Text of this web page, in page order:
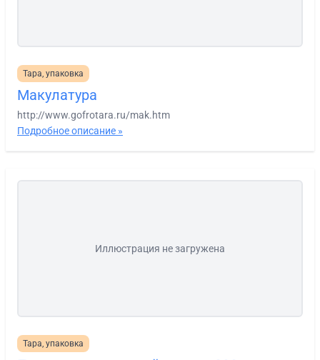
Тара, упаковка
Макулатура
http://www.gofrotara.ru/mak.htm
Подробное описание »
Иллюстрация не загружена
Тара, упаковка